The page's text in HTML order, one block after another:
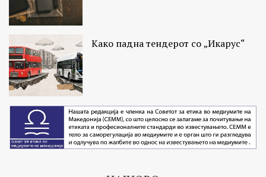
Како падна тендерот со „Икарус“